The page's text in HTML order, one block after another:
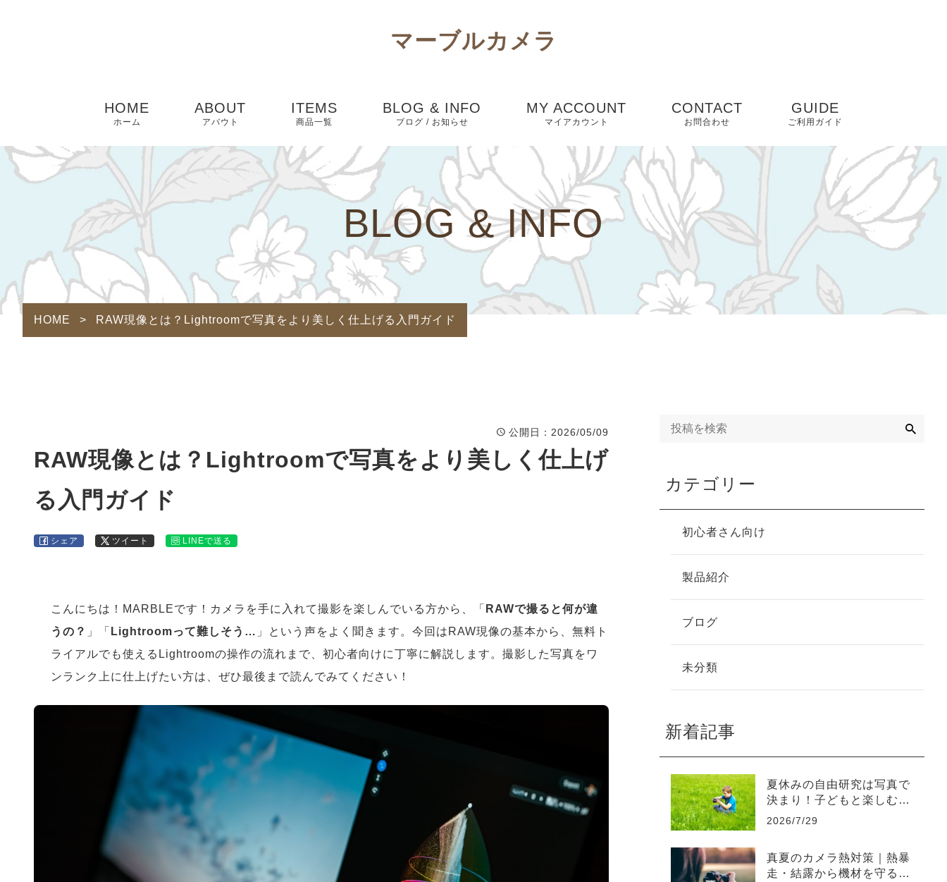
マーブルカメラ
HOME
ホーム
ABOUT
アバウト
ITEMS
商品一覧
BLOG & INFO
ブログ / お知らせ
ブログ
ピックアップ
MY ACCOUNT
マイアカウント
お気に入り
CONTACT
お問合わせ
GUIDE
ご利用ガイド
BLOG & INFO
HOME > RAW現像とは？Lightroomで写真をより美しく仕上げる入門ガイド
公開日 ：2026/05/09
RAW現像とは？Lightroomで写真をより美しく仕上げ
る入門ガイド
シェア ツイート LINEで送る
こんにちは！MARBLEです！カメラを手に入れて撮影を楽しんでいる方から、「 RAWで撮ると何が違
うの？ 」「 Lightroomって難しそう… 」という声をよく聞きます。今回はRAW現像の基本から、無料ト
ライアルでも使えるLightroomの操作の流れまで、初心者向けに丁寧に解説します。撮影した写真をワ
ンランク上に仕上げたい方は、ぜひ最後まで読んでみてください！
カテゴリー
初心者さん向け
製品紹介
ブログ
未分類
新着記事
夏休みの自由研究は写真で
決まり！子どもと楽しむカ
メラ観察日記入門
2026/7/29
真夏のカメラ熱対策｜熱暴
走・結露から機材を守る保